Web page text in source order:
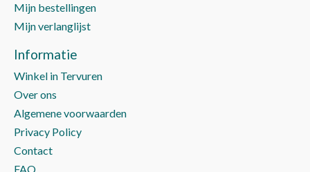
Mijn bestellingen
Mijn verlanglijst
Informatie
Winkel in Tervuren
Over ons
Algemene voorwaarden
Privacy Policy
Contact
FAQ